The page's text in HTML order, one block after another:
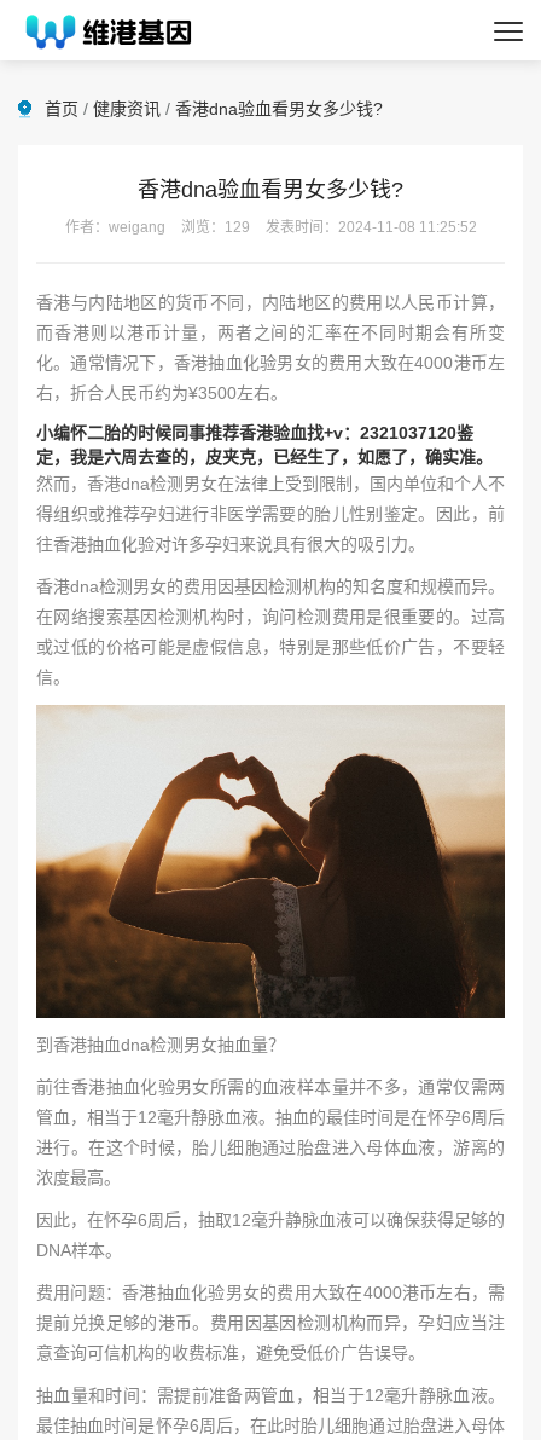
首页 / 健康资讯 / 香港dna验血看男女多少钱?
香港dna验血看男女多少钱?
作者：weigang 浏览：129 发表时间：2024-11-08 11:25:52
香港与内陆地区的货币不同，内陆地区的费用以人民币计算，
而香港则以港币计量，两者之间的汇率在不同时期会有所变
化。通常情况下，香港抽血化验男女的费用大致在4000港币左
右，折合人民币约为¥3500左右。
小编怀二胎的时候同事推荐香港验血找+v：2321037120鉴
定，我是六周去查的，皮夹克，已经生了，如愿了，确实准。
然而，香港dna检测男女在法律上受到限制，国内单位和个人不
得组织或推荐孕妇进行非医学需要的胎儿性别鉴定。因此，前
往香港抽血化验对许多孕妇来说具有很大的吸引力。
香港dna检测男女的费用因基因检测机构的知名度和规模而异。
在网络搜索基因检测机构时，询问检测费用是很重要的。过高
或过低的价格可能是虚假信息，特别是那些低价广告，不要轻
信。
到香港抽血dna检测男女抽血量？
前往香港抽血化验男女所需的血液样本量并不多，通常仅需两
管血，相当于12毫升静脉血液。抽血的最佳时间是在怀孕6周后
进行。在这个时候，胎儿细胞通过胎盘进入母体血液，游离的
浓度最高。
因此，在怀孕6周后，抽取12毫升静脉血液可以确保获得足够的
DNA样本。
费用问题：香港抽血化验男女的费用大致在4000港币左右，需
提前兑换足够的港币。费用因基因检测机构而异，孕妇应当注
意查询可信机构的收费标准，避免受低价广告误导。
抽血量和时间：需提前准备两管血，相当于12毫升静脉血液。
最佳抽血时间是怀孕6周后，在此时胎儿细胞通过胎盘进入母体